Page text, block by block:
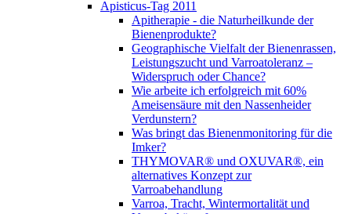
Apisticus-Tag 2011
Apitherapie - die Naturheilkunde der
Bienenprodukte?
Geographische Vielfalt der Bienenrassen,
Leistungszucht und Varroatoleranz –
Widerspruch oder Chance?
Wie arbeite ich erfolgreich mit 60%
Ameisensäure mit den Nassenheider
Verdunstern?
Was bringt das Bienenmonitoring für die
Imker?
THYMOVAR® und OXUVAR®, ein
alternatives Konzept zur
Varroabehandlung
Varroa, Tracht, Wintermortalität und